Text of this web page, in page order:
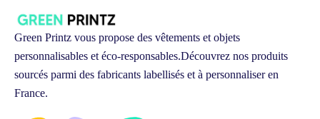
Green Printz vous propose des vêtements et objets
personnalisables et éco-responsables.Découvrez nos produits
sourcés parmi des fabricants labellisés et à personnaliser en
France.